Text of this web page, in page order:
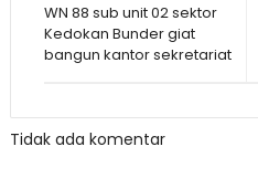
WN 88 sub unit 02 sektor
Kedokan Bunder giat
bangun kantor sekretariat
Tidak ada komentar